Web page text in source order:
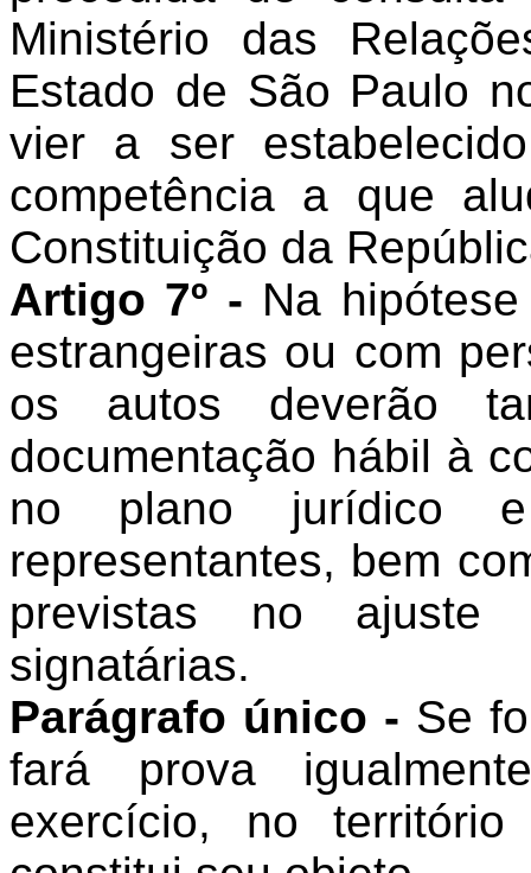
Ministério das
Estado de São Paulo
vier a ser
competência a que
Constituição da
Artigo 7º - Na
estrangeiras ou com
os autos deverão
documentação hábil à
no plano jurídico
representantes, bem
previstas no ajuste
signatárias.
Parágrafo único - Se
fará prova
exercício, no